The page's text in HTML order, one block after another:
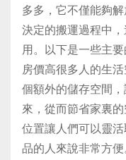
多多，它不僅能夠
決定的搬運過程中
用。以下是一些主
房價高很多人的生
個額外的儲存空間
來，從而節省家裏
位置讓人們可以靈
品的人來說非常方